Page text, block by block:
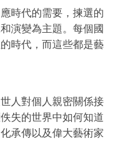
時代的需要，揀選的
演變為主題。每個國
時代，而這些都是藝
人對個人親密關係接
失的世界中如何知道
承傳以及偉大藝術家